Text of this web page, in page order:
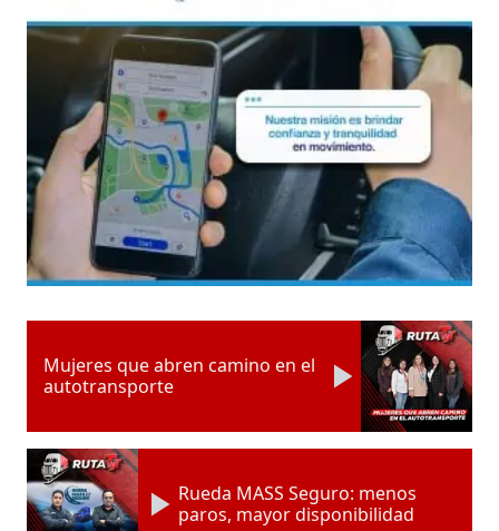
Mujeres que abren camino en el
autotransporte
Rueda MASS Seguro: menos
paros, mayor disponibilidad